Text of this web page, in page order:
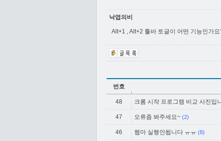
낙엽의비
Alt+1 , Alt+2 툴바 토글이 어떤 기능인가
번호
48 크롬 시작 프로그램 비교 사진입
47 오류좀 봐주세요~ (2)
46 웹마 실행안됩니다 ㅠㅠ (8)